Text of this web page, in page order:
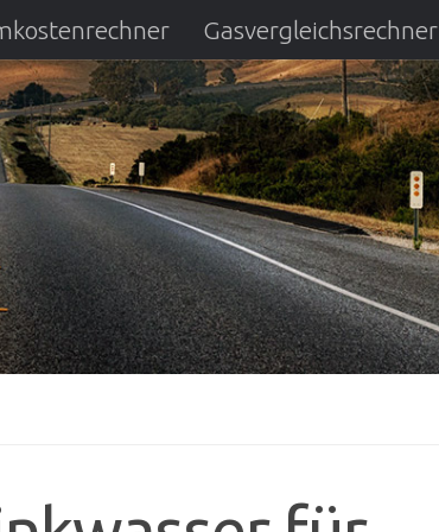
Gasvergleichsrechner
Kreditvergleichsrechner